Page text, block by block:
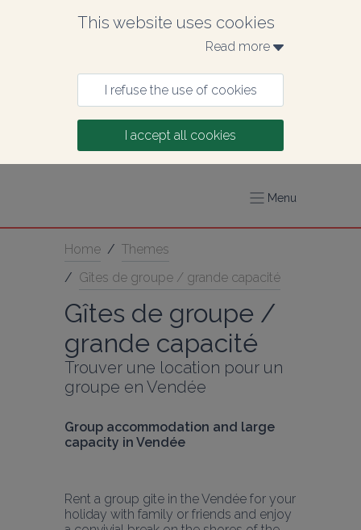
This website uses cookies
Read more
I refuse the use of cookies
I accept all cookies
Menu
Home / Themes
/ Gîtes de groupe / grande capacité
Gîtes de groupe /
grande capacité
Trouver une location pour un
groupe en Vendée
Group accommodation and large
capacity in Vendée
Rent a group gite in the Vendée for your
holiday with family or friends and enjoy